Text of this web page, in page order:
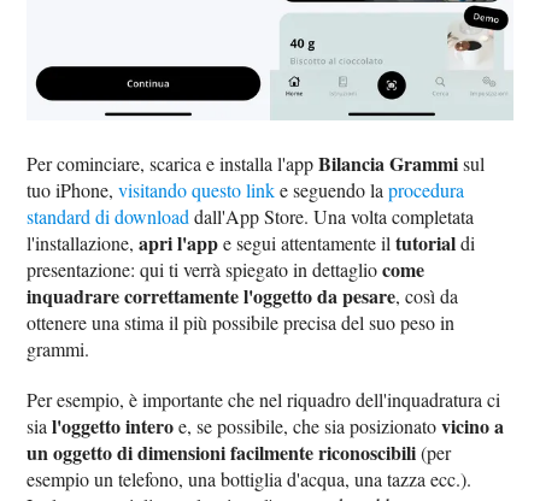
Per cominciare, scarica e installa l'appBilancia Grammisul
tuo iPhone,visitando questo linke seguendo laprocedura
standard di downloaddall'App Store. Una volta completata
l'installazione,apri l'appe segui attentamente iltutorialdi
presentazione: qui ti verrà spiegato in dettagliocome
inquadrare correttamente l'oggetto da pesare, così da
ottenere una stima il più possibile precisa del suo peso in
grammi.
Per esempio, è importante che nel riquadro dell'inquadratura ci
sial'oggetto interoe, se possibile, che sia posizionatovicino a
un oggetto di dimensioni facilmente riconoscibili(per
esempio un telefono, una bottiglia d'acqua, una tazza ecc.).